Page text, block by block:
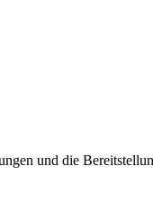
und die